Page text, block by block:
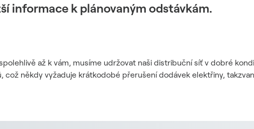
informace k plánovaným odstávkám.
až k vám, musíme udržovat naši distribuční síť v dobré
někdy vyžaduje krátkodobé přerušení dodávek elektřiny,